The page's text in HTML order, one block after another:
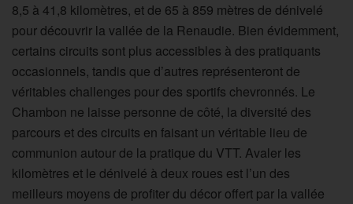
8,5 à 41,8 kilomètres, et de 65 à 859 mètres de dénivelé
pour découvrir la vallée de la Renaudie. Bien évidemment,
certains circuits sont plus accessibles à des pratiquants
occasionnels, tandis que d’autres représenteront de
véritables challenges pour des sportifs chevronnés. Le
Chambon ne laisse personne de côté, la diversité des
parcours et des circuits en faisant un véritable lieu de
communion autour de la pratique du VTT. Avaler les
kilomètres et le dénivelé à deux roues est l’un des
meilleurs moyens de profiter du décor offert par la vallée